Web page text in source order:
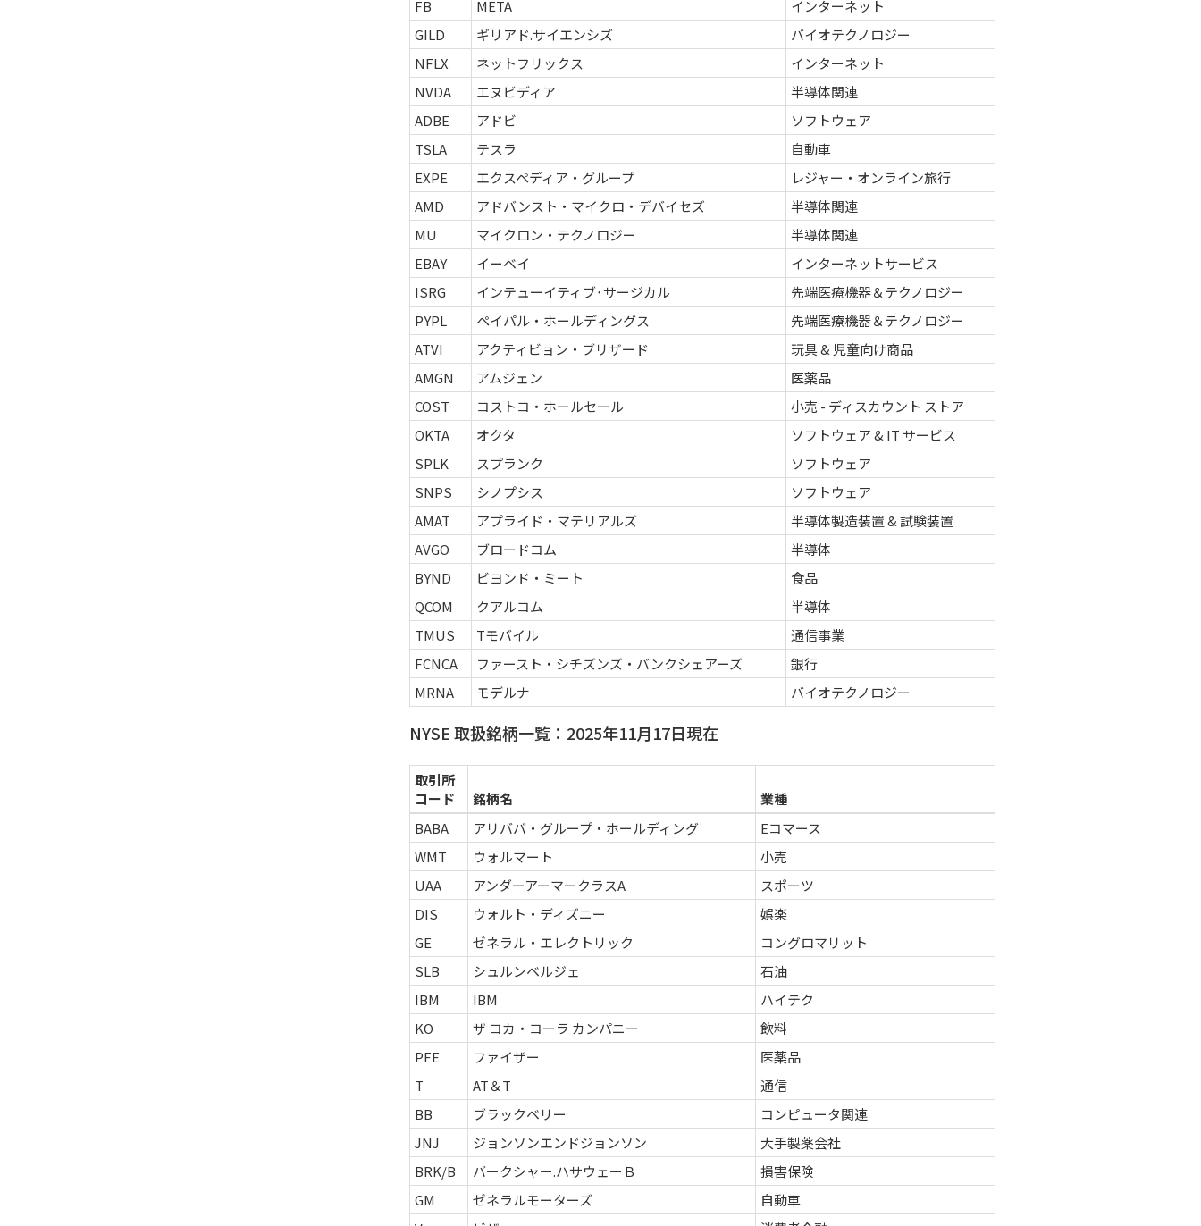
FB
META
インターネット
GILD
ギリアド.サイエンシズ
バイオテクノロジー
NFLX
ネットフリックス
インターネット
NVDA
エヌビディア
半導体関連
ADBE
アドビ
ソフトウェア
TSLA
テスラ
自動車
EXPE
エクスペディア・グループ
レジャー・オンライン旅行
AMD
アドバンスト・マイクロ・デバイセズ
半導体関連
MU
マイクロン・テクノロジー
半導体関連
EBAY
イーベイ
インターネットサービス
ISRG
インテューイティブ･サージカル
先端医療機器＆テクノロジー
PYPL
ペイパル・ホールディングス
先端医療機器＆テクノロジー
ATVI
アクティビョン・ブリザード
玩具 & 児童向け商品
AMGN
アムジェン
医薬品
COST
コストコ・ホールセール
小売 - ディスカウント ストア
OKTA
オクタ
ソフトウェア & IT サービス
SPLK
スプランク
ソフトウェア
SNPS
シノプシス
ソフトウェア
AMAT
アプライド・マテリアルズ
半導体製造装置 & 試験装置
AVGO
ブロードコム
半導体
BYND
ビヨンド・ミート
食品
QCOM
クアルコム
半導体
TMUS
Tモバイル
通信事業
FCNCA
ファースト・シチズンズ・バンクシェアーズ
銀行
MRNA
モデルナ バイオテクノロジー
NYSE 取扱銘柄一覧：2025年11月17日現在
取引所
コード
銘柄名
業種
BABA
アリババ・グループ・ホールディング
Eコマース
WMT
ウォルマート
小売
UAA
アンダーアーマークラスA
スポーツ
DIS
ウォルト・ディズニー
娯楽
GE
ゼネラル・エレクトリック
コングロマリット
SLB
シュルンベルジェ
石油
IBM
IBM
ハイテク
KO
ザ コカ・コーラ カンパニー
飲料
PFE
ファイザー
医薬品
T
AT＆T
通信
BB
ブラックベリー
コンピュータ関連
JNJ
ジョンソンエンドジョンソン
大手製薬会社
BRK/B
バークシャー.ハサウェーＢ
損害保険
GM
ゼネラルモーターズ
自動車